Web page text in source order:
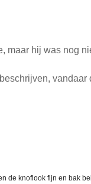
maar hij was nog
vandaar
de knoflook fijn en bak